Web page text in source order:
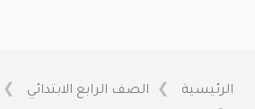
الرئيسية الصف الرابع الابتدائي